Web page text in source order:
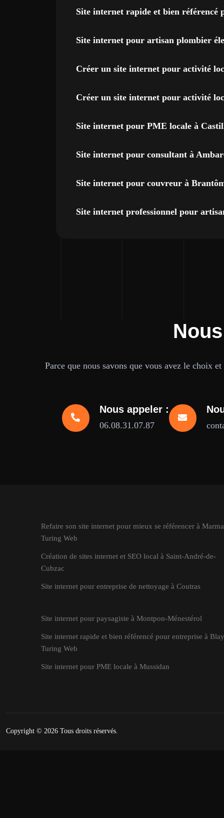
Site internet rapide et bien référencé
Site internet pour artisan plombier
Créer un site internet pour activité
Créer un site internet pour activité
Site internet pour PME locale à
Site internet pour consultant à
Site internet pour couvreur à
Site internet professionnel pour
Parce que nous savons que vous avez le choix
Nous appeler :
06.08.31.07.87
Refaire son site internet pour mieux se référencer à
Turing Web
Création de sites internet et SEO local à Saint-André-de-
Cubzac
Site internet pour entreprise de nettoyage à Coutras
Site internet pour paysagiste à Montpon-Ménestérol
Site internet rapide et bien référencé pour entreprise à
Turing Web
Site internet pour PME locale à Mussidan
Copyright © 2026 Tous droits réservés.